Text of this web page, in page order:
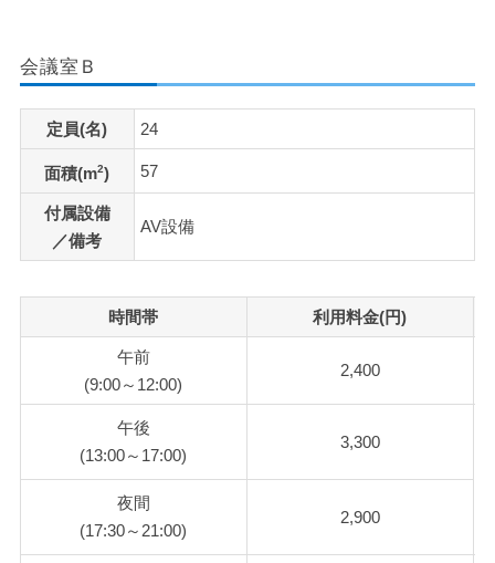
会議室Ｂ
定員(名) 24
面積(m2) 57
付属設備
／備考
AV設備
時間帯 利用料金(円)
午前
(9:00～12:00)
2,400
午後
(13:00～17:00)
3,300
夜間
(17:30～21:00)
2,900